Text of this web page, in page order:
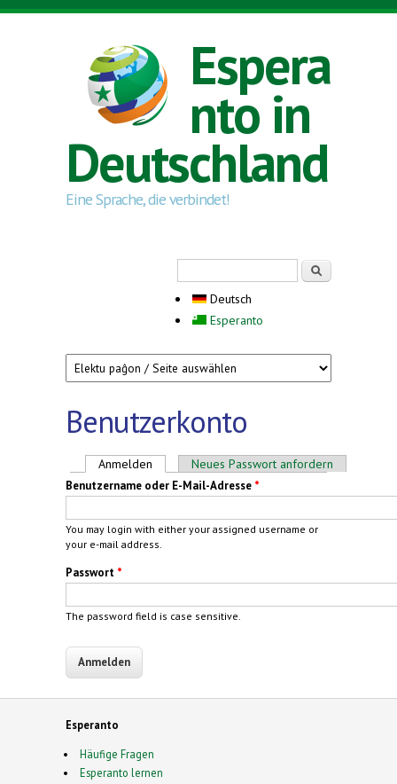
Direkt zum Inhalt
Espera
nto in
Deutschland
Eine Sprache, die verbindet!
Deutsch
Esperanto
Benutzerkonto
Haupt-Reiter
Anmelden (aktiver Reiter)
Neues Passwort anfordern
Benutzername oder E-Mail-Adresse *
You may login with either your assigned username or
your e-mail address.
Passwort *
The password field is case sensitive.
Esperanto
Häufige Fragen
Esperanto lernen